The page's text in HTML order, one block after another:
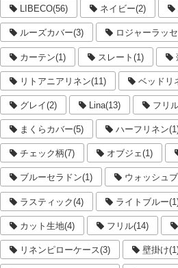
LIBECO(56) ネイビー(2)
ルーズカバー(3) ロジャーラッ
カーテン(1) スレート(1)
リトアニアリネン(11) ベッドリ
グレイ(2) Lina(13) フリ
まくらカバー(5) ハーフリネン
チェック柄(7) オブジェ(1)
ブルーセラドン(1) ウォッシュ
ラスティック(4) ライトブルー
カット生地(4) フリル(14)
リネンピローケース(3) 壁掛け